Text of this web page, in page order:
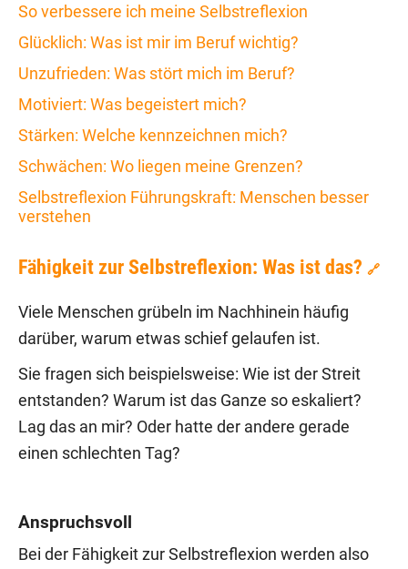
So verbessere ich meine Selbstreflexion
Glücklich: Was ist mir im Beruf wichtig?
Unzufrieden: Was stört mich im Beruf?
Motiviert: Was begeistert mich?
Stärken: Welche kennzeichnen mich?
Schwächen: Wo liegen meine Grenzen?
Selbstreflexion Führungskraft: Menschen besser
verstehen
Fähigkeit zur Selbstreflexion: Was ist das? 🔗
Viele Menschen grübeln im Nachhinein häufig
darüber, warum etwas schief gelaufen ist.
Sie fragen sich beispielsweise: Wie ist der Streit
entstanden? Warum ist das Ganze so eskaliert?
Lag das an mir? Oder hatte der andere gerade
einen schlechten Tag?
Anspruchsvoll
Bei der Fähigkeit zur Selbstreflexion werden also